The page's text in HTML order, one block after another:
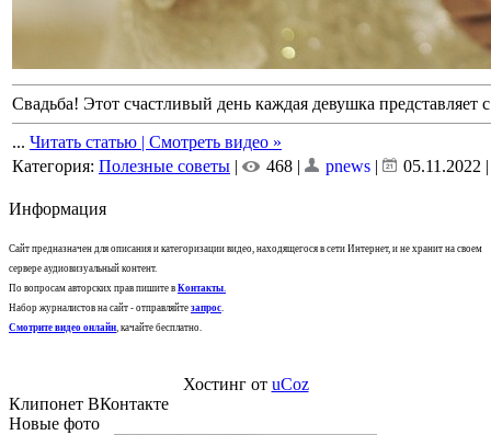
Свадьба! Этот счастливый день каждая девушка представляет
... Читать статью | Смотреть видео »
Категория: Полезные советы | 468 | pnews | 05.11.2022
Информация
Сайт предназначен для описания и категоризации видео, находящегося в сети Интернет, и не хранит на своем
сервере аудиовизуальный контент.
По вопросам авторских прав пишите в Контакты.
Набор журналистов на сайт - отправляйте запрос.
Смотрите видео онлайн, качайте бесплатно.
Хостинг от uCoz
Клипонет ВКонтакте
Новые фото